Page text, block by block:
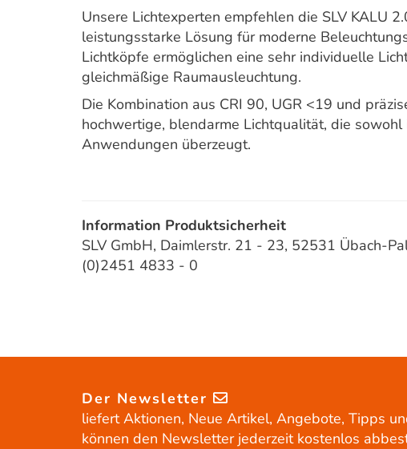
Unsere Lichtexperten empfehlen die SLV KALU
leistungsstarke Lösung für moderne
Lichtköpfe ermöglichen eine sehr individuelle
gleichmäßige Raumausleuchtung.
Die Kombination aus CRI 90, UGR <19 und
hochwertige, blendarme Lichtqualität, die
Anwendungen überzeugt.
Information Produktsicherheit
SLV GmbH, Daimlerstr. 21 - 23, 52531 Übach-
(0)2451 4833 - 0
Der Newsletter
liefert Aktionen, Neue Artikel, Angebote, Tipps
können den Newsletter jederzeit kostenlos